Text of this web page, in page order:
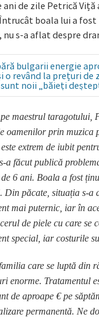
ani de zile Petrică
boala lui a
s-a aflat despre
bulgarii energie
o revând la prețuri de
noii „băieți
maestrul taragotului,
oamenilor prin muzica
extrem de iubit
a făcut publică
6 ani. Boala a fost
Din păcate, situația s-a
mai puternic, iar în
de piele cu care se
special, iar costurile
care se luptă din
enorme. Tratamentul
de aproape € pe
permanentă. Ne